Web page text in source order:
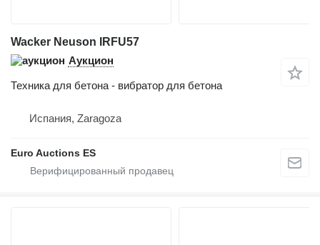
Wacker Neuson IRFU57
Аукцион
Техника для бетона - вибратор для бетона
Испания, Zaragoza
Euro Auctions ES